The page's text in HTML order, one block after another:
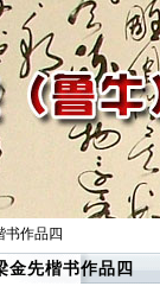
书作品四
金先楷书作品四